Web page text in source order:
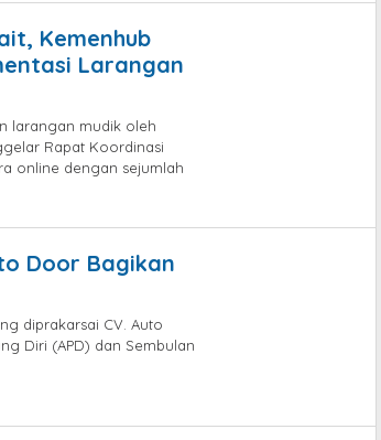
Kemenhub
Larangan
larangan mudik oleh
Rapat Koordinasi
online dengan sejumlah
Door Bagikan
diprakarsai CV. Auto
Diri (APD) dan Sembulan